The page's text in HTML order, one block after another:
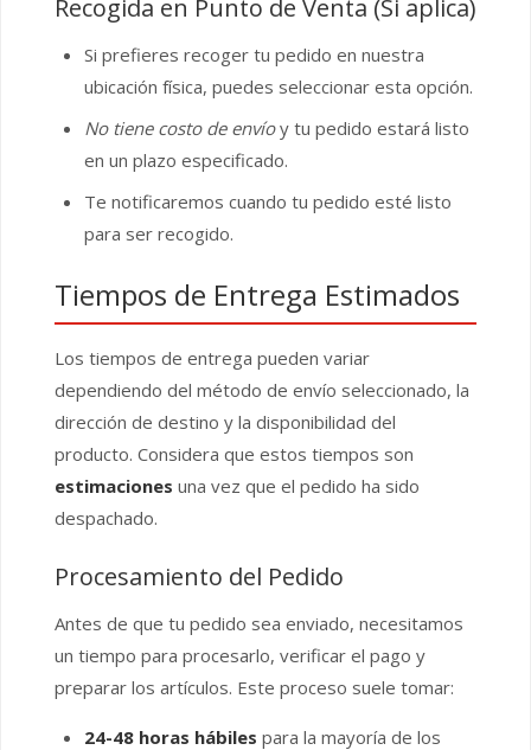
Recogida en Punto de Venta (Si aplica)
Si prefieres recoger tu pedido en nuestra
ubicación física, puedes seleccionar esta opción.
No tiene costo de envíoy tu pedido estará listo
en un plazo especificado.
Te notificaremos cuando tu pedido esté listo
para ser recogido.
Tiempos de Entrega Estimados
Los tiempos de entrega pueden variar
dependiendo del método de envío seleccionado, la
dirección de destino y la disponibilidad del
producto. Considera que estos tiempos son
estimaciones una vez que el pedido ha sido
despachado.
Procesamiento del Pedido
Antes de que tu pedido sea enviado, necesitamos
un tiempo para procesarlo, verificar el pago y
preparar los artículos. Este proceso suele tomar:
24-48 horas hábiles para la mayoría de los